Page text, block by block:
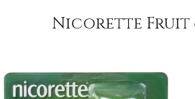
Nicorette Fruit